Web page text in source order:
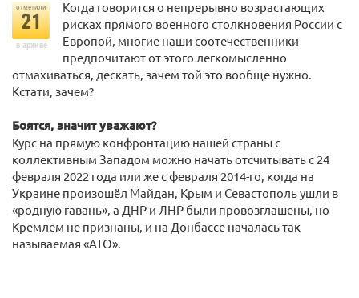
отметили
21
в архиве
Когда говорится о непрерывно возрастающих
рисках прямого военного столкновения России с
Европой, многие наши соотечественники
предпочитают от этого легкомысленно
отмахиваться, дескать, зачем той это вообще нужно.
Кстати, зачем?
Боятся, значит уважают?
Курс на прямую конфронтацию нашей страны с
коллективным Западом можно начать отсчитывать с 24
февраля 2022 года или же с февраля 2014-го, когда на
Украине произошёл Майдан, Крым и Севастополь ушли в
«родную гавань», а ДНР и ЛНР были провозглашены, но
Кремлем не признаны, и на Донбассе началась так
называемая «АТО».